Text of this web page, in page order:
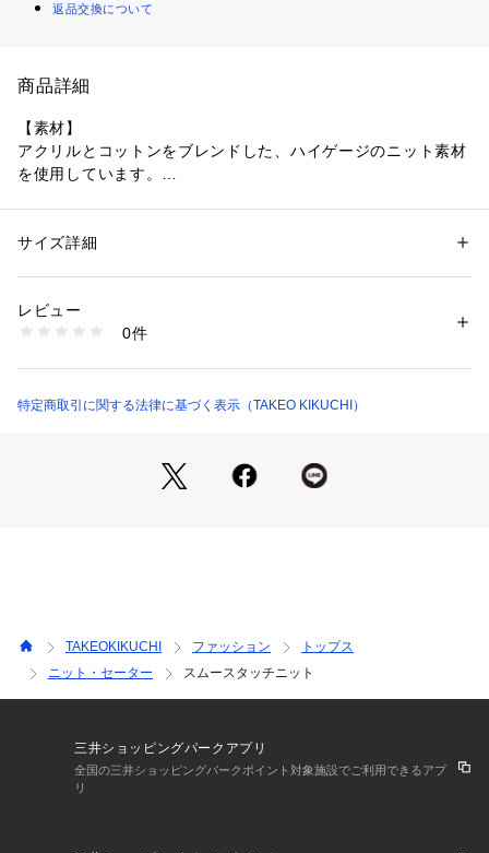
返品交換について
商品詳細
【素材】
アクリルとコットンをブレンドした、ハイゲージのニット素材
を使用しています。
上品な光沢感と、Tシャツにはないクリーンな表情が魅力。
程よくゆとりのあるリラックスシルエットで、気になる腕周り
一枚で着ても様になり、ジャケットやカーディガンのインナー
※標準体型を基にした目安になります。
■こちらの商品はtk．TAKEO KIKUCHI店舗では取り扱いがござ
－ BRAND CONCEPT －
性別：メンズ
素材：アクリル52％ コットン48％
商品番号：
C01-15361 （ショップ）
サイズ詳細
レビュー
0件
特定商取引に関する法律に基づく表示（TAKEO KIKUCHI）
TAKEOKIKUCHI ファッション
トップス
ニット・セーター
スムースタッチニット
三井ショッピングパークアプリ
全国の三井ショッピングパークポイント対象施設でご利用できるアプ
リ